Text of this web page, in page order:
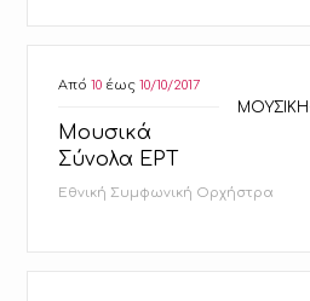
Από10 έως10/10/2017
ΜΟΥΣΙΚΗ
Μουσικά
Σύνολα ΕΡΤ
Εθνική Συμφωνική Ορχήστρα